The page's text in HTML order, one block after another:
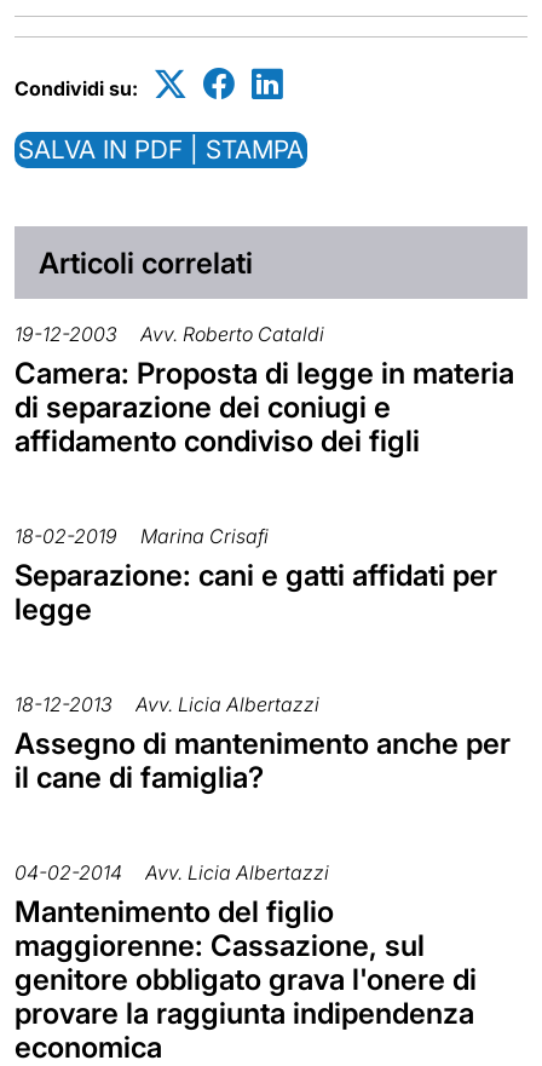
Condividi su:
SALVA IN PDF | STAMPA
Articoli correlati
19-12-2003 Avv. Roberto Cataldi
Camera: Proposta di legge in materia
di separazione dei coniugi e
affidamento condiviso dei figli
18-02-2019 Marina Crisafi
Separazione: cani e gatti affidati per
legge
18-12-2013 Avv. Licia Albertazzi
Assegno di mantenimento anche per
il cane di famiglia?
04-02-2014 Avv. Licia Albertazzi
Mantenimento del figlio
maggiorenne: Cassazione, sul
genitore obbligato grava l'onere di
provare la raggiunta indipendenza
economica